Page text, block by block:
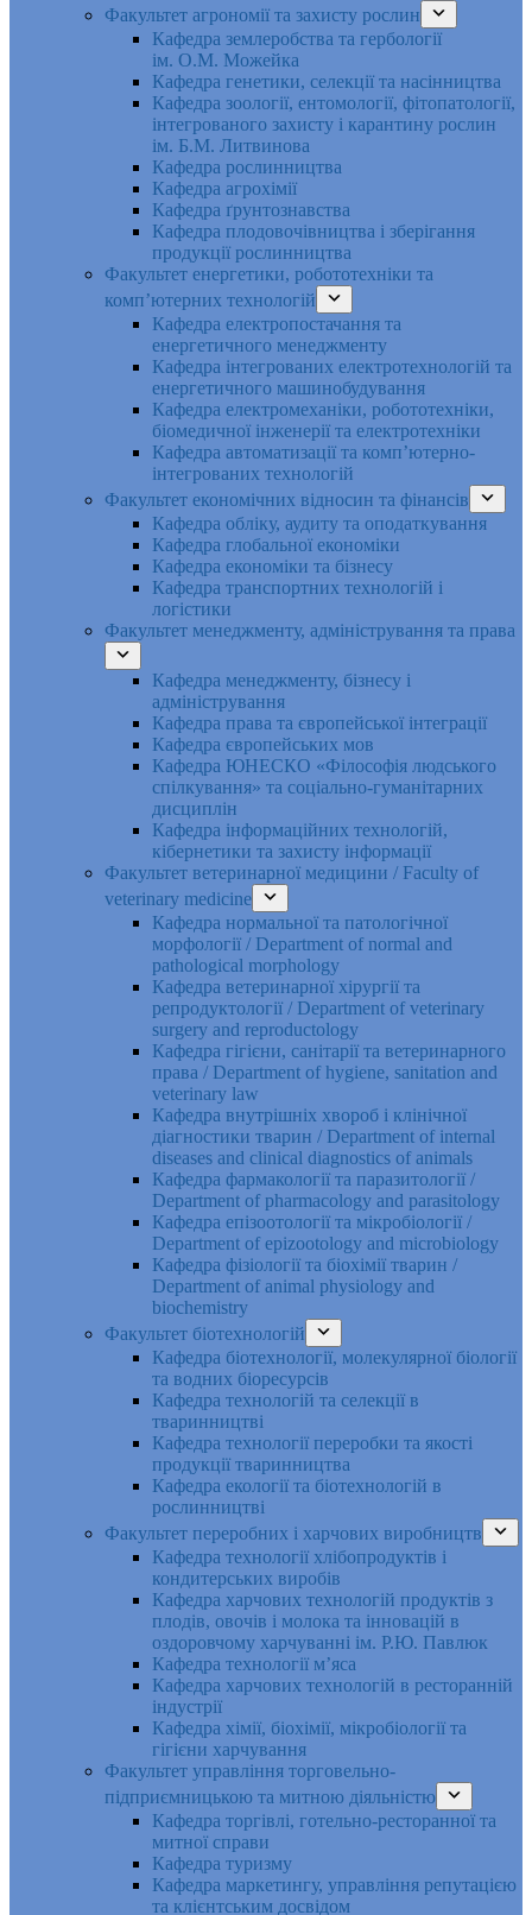
Факультет агрономії та захисту рослин
Кафедра землеробства та гербології
ім. О.М. Можейка
Кафедра генетики, селекції та насінництва
Кафедра зоології, ентомології, фітопатології,
інтегрованого захисту і карантину рослин
ім. Б.М. Литвинова
Кафедра рослинництва
Кафедра агрохімії
Кафедра ґрунтознавства
Кафедра плодовочівництва і зберігання
продукції рослинництва
Факультет енергетики, робототехніки та
комп’ютерних технологій
Кафедра електропостачання та
енергетичного менеджменту
Кафедра інтегрованих електротехнологій та
енергетичного машинобудування
Кафедра електромеханіки, робототехніки,
біомедичної інженерії та електротехніки
Кафедра автоматизації та комп’ютерно-
інтегрованих технологій
Факультет економічних відносин та фінансів
Кафедра обліку, аудиту та оподаткування
Кафедра глобальної економіки
Кафедра економіки та бізнесу
Кафедра транспортних технологій і
логістики
Факультет менеджменту, адміністрування та права
Кафедра менеджменту, бізнесу і
адміністрування
Кафедра права та європейської інтеграції
Кафедра європейських мов
Кафедра ЮНЕСКО «Філософія людського
спілкування» та соціально-гуманітарних
дисциплін
Кафедра інформаційних технологій,
кібернетики та захисту інформації
Факультет ветеринарної медицини / Faculty of
veterinary medicine
Кафедра нормальної та патологічної
морфології / Department of normal and
pathological morphology
Кафедра ветеринарної хірургії та
репродуктології / Department of veterinary
surgery and reproductology
Кафедра гігієни, санітарії та ветеринарного
права / Department of hygiene, sanitation and
veterinary law
Кафедра внутрішніх хвороб і клінічної
діагностики тварин / Department of internal
diseases and clinical diagnostics of animals
Кафедра фармакології та паразитології /
Department of pharmacology and parasitology
Кафедра епізоотології та мікробіології /
Department of epizootology and microbiology
Кафедра фізіології та біохімії тварин /
Department of animal physiology and
biochemistry
Факультет біотехнологій
Кафедра біотехнології, молекулярної біології
та водних біоресурсів
Кафедра технологій та селекції в
тваринництві
Кафедра технології переробки та якості
продукції тваринництва
Кафедра екології та біотехнологій в
рослинництві
Факультет переробних і харчових виробництв
Кафедра технології хлібопродуктів і
кондитерських виробів
Кафедра харчових технологій продуктів з
плодів, овочів і молока та інновацій в
оздоровчому харчуванні ім. Р.Ю. Павлюк
Кафедра технології м’яса
Кафедра харчових технологій в ресторанній
індустрії
Кафедра хімії, біохімії, мікробіології та
гігієни харчування
Факультет управління торговельно-
підприємницькою та митною діяльністю
Кафедра торгівлі, готельно-ресторанної та
митної справи
Кафедра туризму
Кафедра маркетингу, управління репутацією
та клієнтським досвідом